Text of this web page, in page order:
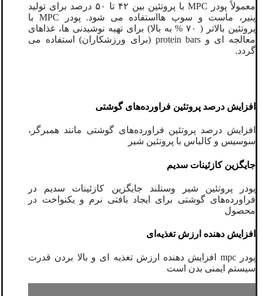
معمولاً پودر MPC با پروتئین بین ۴۲ تا ۵۰ درصد برای تولید
پنیر، ماست و سوپ هااستفاده می شود. پودر MPC با
پروتئین بالاتر ( ۷۰ % به بالا) برای تهیه نوشیدنی ها، غذاهای
معالجه ای و protein bars (برای ورزشکاران) استفاده می
گردد.
افزایش درصد پروتئین فراورده‌های گوشتی
افزایش درصد پروتئین فراورده‌های گوشتی مانند همبرگر،
سوسیس و کالباس با پروتئین شیر
جایگزین کازئینات سدیم
پودر پروتئین شیر وستلند جایگزین کازئینات سدیم در
فراورده‌های گوشتی برای ایجاد بافتی نرم و یکنواخت در
محصول
افزایش دهنده ارزش تغذیه‌ای
پودر mpc افزایش دهنده ارزش تغذیه ای و بالا بردن قدرت
سیستم ایمنی بدن است